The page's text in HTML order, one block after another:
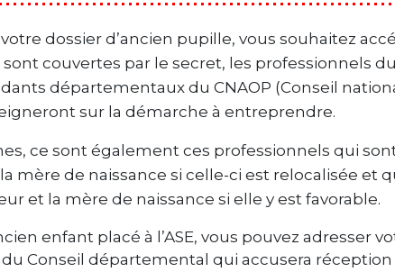
dossier d’ancien pupille, vous souhaitez
couvertes par le secret, les professionnels
départementaux du CNAOP (Conseil
sur la démarche à entreprendre.
ce sont également ces professionnels qui
mère de naissance si celle-ci est relocalisée et
et la mère de naissance si elle y est favorable.
enfant placé à l’ASE, vous pouvez adresser
Conseil départemental qui accusera